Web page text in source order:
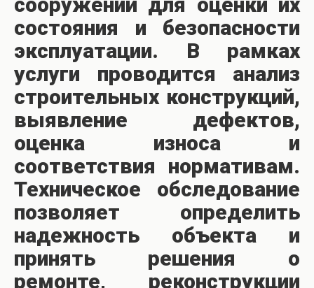
состояния и безопасности
эксплуатации. В рамках
услуги проводится анализ
строительных конструкций,
выявление дефектов,
оценка износа и
соответствия нормативам.
Техническое обследование
позволяет определить
надежность объекта и
принять решения о
ремонте, реконструкции